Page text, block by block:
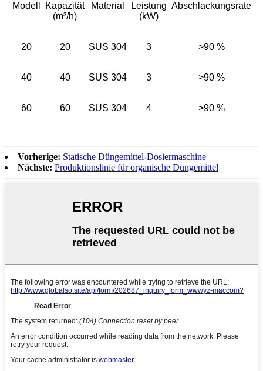
Modell
Kapazität
(m³/h)
Material
Leistung
(kW)
Abschlackungsrate
20 20 SUS 304 3 >90 %
40 40 SUS 304 3 >90 %
60 60 SUS 304 4 >90 %
Vorherige: Statische Düngemittel-Dosiermaschine
Nächste: Produktionslinie für organische Düngemittel